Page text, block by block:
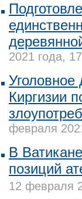
2021 года,
Уголовное
Киргизии
февраля
В
позиций
12 февраля